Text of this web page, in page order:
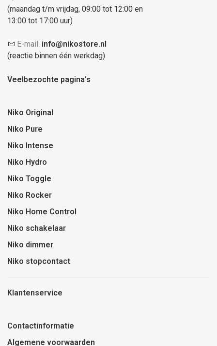
(maandag t/m vrijdag, 09:00 tot 12:00 en
13:00 tot 17:00 uur)
E-mail: info@nikostore.nl
(reactie binnen één werkdag)
Veelbezochte pagina's
Niko Original
Niko Pure
Niko Intense
Niko Hydro
Niko Toggle
Niko Rocker
Niko Home Control
Niko schakelaar
Niko dimmer
Niko stopcontact
Klantenservice
Contactinformatie
Algemene voorwaarden